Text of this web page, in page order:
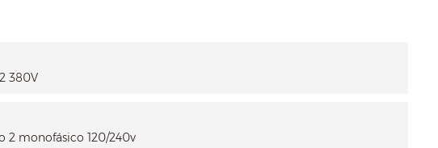
380V
2 monofásico 120/240v